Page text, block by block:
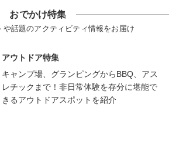
おでかけ特集
や話題のアクティビティ情報をお届け
アウトドア特集
キャンプ場、グランピングからBBQ、アス
レチックまで！非日常体験を存分に堪能で
きるアウトドアスポットを紹介